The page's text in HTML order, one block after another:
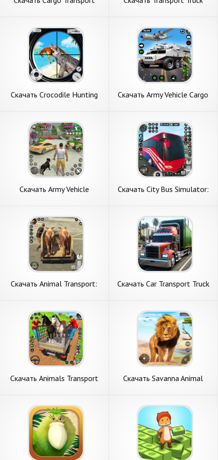
Андроид
Андроид
Скачать Crocodile Hunting
Андроид
Скачать Army Vehicle Cargo
Андроид
Скачать Army Vehicle
Андроид
Скачать City Bus Simulator:
Андроид
Скачать Animal Transport:
Андроид
Скачать Car Transport Truck
Андроид
Скачать Animals Transport
Скачать Savanna Animal
Андроид